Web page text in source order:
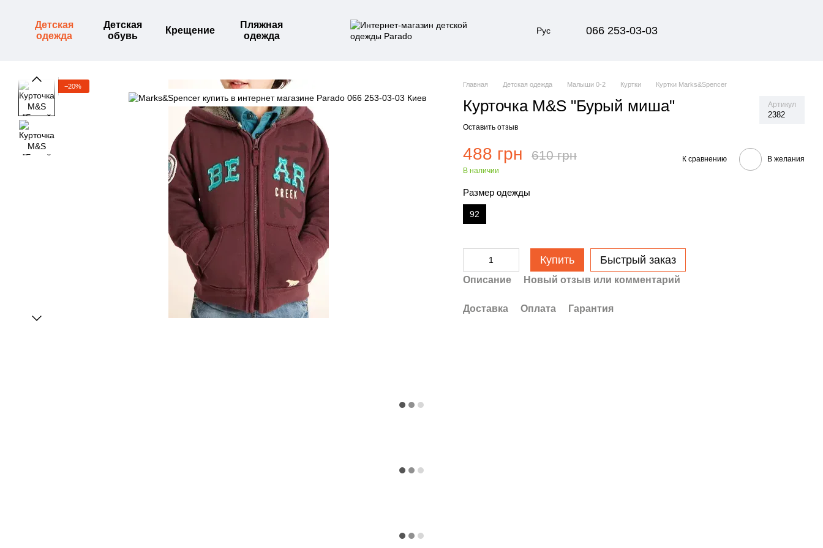
Детская
одежда
Детская
обувь
Крещение
Пляжная
одежда
Рус 066 253-03-03
−20% Главная Детская одежда Малыши 0-2 Куртки Куртки Marks&Spencer
Курточка M&S "Бурый миша" Артикул
2382
Оставить отзыв
488 грн 610 грн
В наличии
К сравнению В желания
Размер одежды
92
Купить Быстрый заказ
Описание Новый отзыв или комментарий
Доставка Оплата Гарантия